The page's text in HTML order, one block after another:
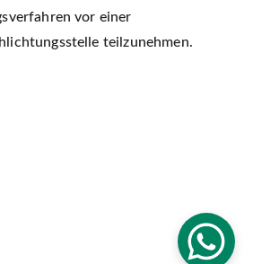
vor einer
teilzunehmen.